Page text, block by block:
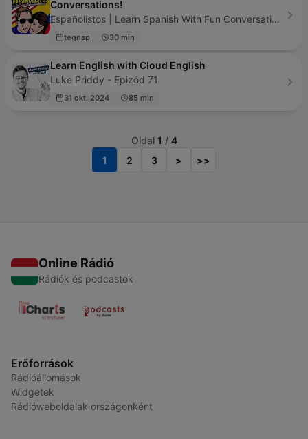
Conversations!
Españolistos | Learn Spanish With Fun Conversations! - Epizód 500
tegnap 30 min
Learn English with Cloud English
Luke Priddy - Epizód 71
31 okt. 2024 85 min
Oldal 1 / 4
1
2 3 > >>
Online Rádió
Rádiók és podcastok
Erőforrások
Rádióállomások
Widgetek
Rádióweboldalak országonként